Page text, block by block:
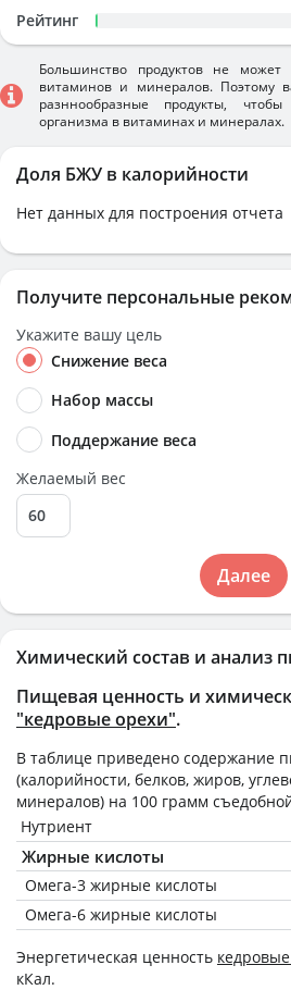
Химический состав и анализ
Пищевая ценность и
"кедровые орехи".
В таблице приведено содержание
(калорийности, белков, жиров,
минералов) на 100 грамм
Нутриент
Жирные кислоты
Омега-3 жирные кислоты
Омега-6 жирные кислоты
Энергетическая ценность
кКал.
Рейтинг
Большинство продуктов не
витаминов и минералов. Поэтому
разннообразные продукты, чтобы
организма в витаминах и минералах.
Доля БЖУ в калорийности
Нет данных для построения отчета
Получите персональные
Укажите вашу цель
Снижение веса
Набор массы
Поддержание веса
Желаемый вес
Далее